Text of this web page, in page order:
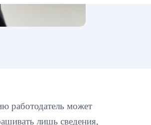
работодатель может
лишь сведения,